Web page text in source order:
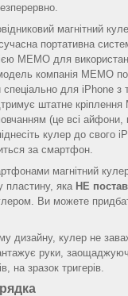
магнітний
портативна
MEMO для
компанія MEMO
для iPhone з
штатне кріплення
(це всі айфони,
кулер до свого
за смартфон.
магнітний
пластину, яка НЕ
Ви можете
дизайну, кулер не
руки,
на зразок тригерів.